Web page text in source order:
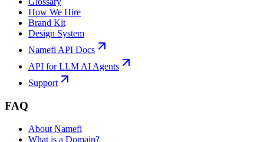
How We Hire
Brand Kit
Design System
Namefi API Docs
API for LLM AI Agents
Support
FAQ
About Namefi
What is a Domain?